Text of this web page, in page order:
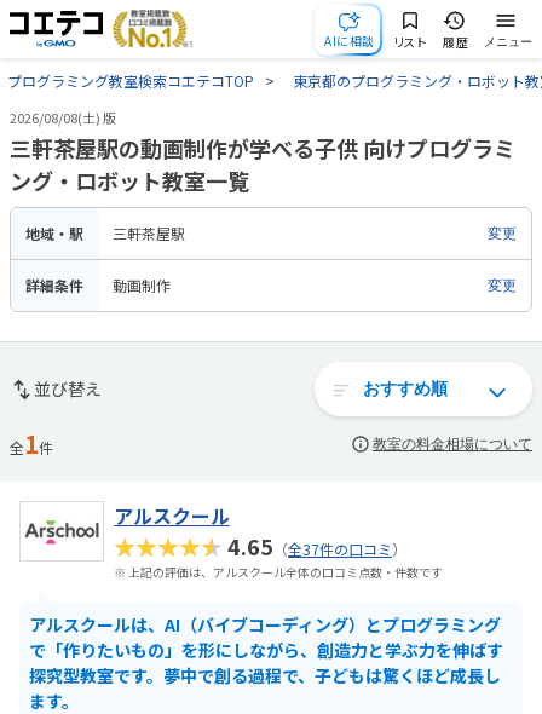
AIに相談 リスト 履歴 メニュー
プログラミング教室検索コエテコTOP 東京都のプログラミング・ロボット
2026/08/08(土) 版
三軒茶屋駅の動画制作が学べる子供 向けプログラミ
ング・ロボット教室一覧
地域・駅 三軒茶屋駅 変更
詳細条件 動画制作 変更
並び替え
全1件 教室の料金相場について
アルスクール
★★★★★4.65 （全37件の口コミ）
※ 上記の評価は、アルスクール全体の口コミ点数・件数です
アルスクールは、AI（バイブコーディング）とプログラミング
で「作りたいもの」を形にしながら、創造力と学ぶ力を伸ばす
探究型教室です。夢中で創る過程で、子どもは驚くほど成長し
ます。